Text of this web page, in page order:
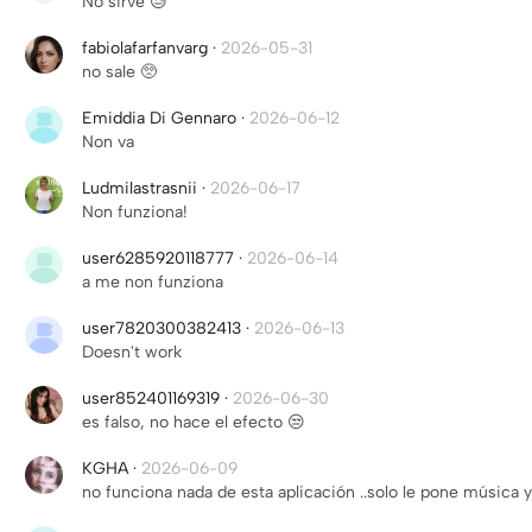
fabiolafarfanvarg · 2026-05-31
no sale 🥺
Emiddia Di Gennaro · 2026-06-12
Non va
Ludmilastrasnii · 2026-06-17
Non funziona!
user6285920118777 · 2026-06-14
a me non funziona
user7820300382413 · 2026-06-13
Doesn't work
user852401169319 · 2026-06-30
es falso, no hace el efecto 😒
KGHA· 2026-06-09
no funciona nada de esta aplicación ..solo le pone música